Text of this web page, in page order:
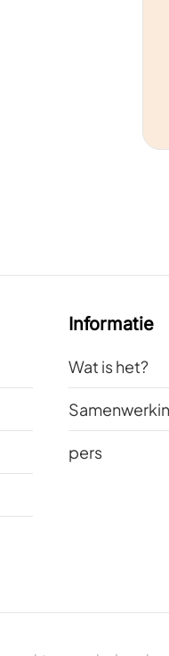
Informatie
Wat is het?
pers